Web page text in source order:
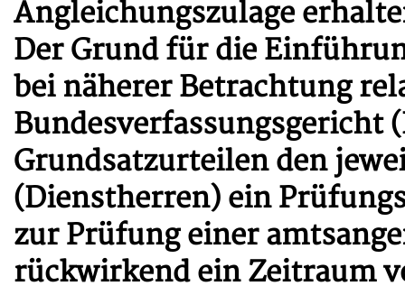
Angleichungszulage
Der Grund für die
bei näherer Betrachtung
Bundesverfassungsgericht
Grundsatzurteilen den
(Dienstherren) ein
zur Prüfung einer
rückwirkend ein Zeitraum